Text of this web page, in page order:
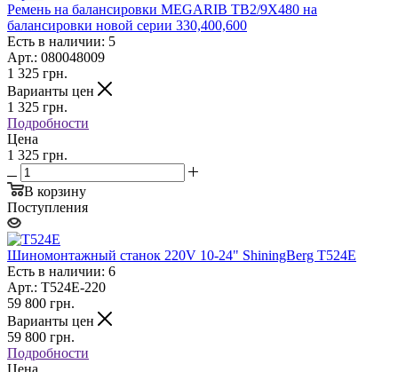
Ремень на балансировки MEGARIB TB2/9X480 на
балансировки новой серии 330,400,600
Есть в наличии: 5
Арт.: 080048009
1 325 грн.
Варианты цен
1 325 грн.
Подробности
Цена
1 325 грн.
В корзину
Поступления
Шиномонтажный станок 220V 10-24" ShiningBerg T524E
Есть в наличии: 6
Арт.: T524E-220
59 800 грн.
Варианты цен
59 800 грн.
Подробности
Цена